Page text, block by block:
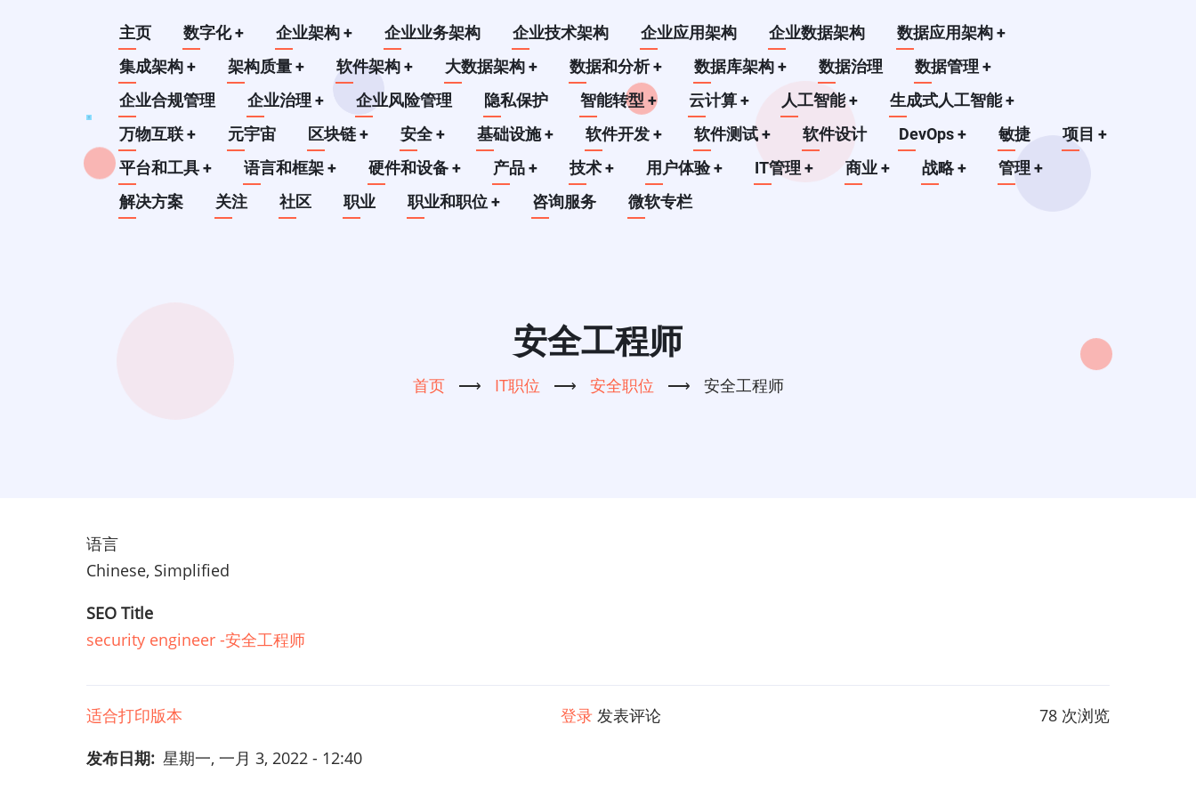
Main
navigation
主页 数字化+ 企业架构+ 企业业务架构 企业技术架构 企业应用架构 企业数据架构 数据应用架构+
集成架构+ 架构质量+ 软件架构+ 大数据架构+ 数据和分析+ 数据库架构+ 数据治理 数据管理+
企业合规管理
企业治理+ 企业风险管理 隐私保护 智能转型+ 云计算+ 人工智能+ 生成式人工智能+
万物互联+ 元宇宙 区块链+ 安全+ 基础设施+ 软件开发+ 软件测试+ 软件设计 DevOps+ 敏捷 项目+
平台和工具+ 语言和框架+ 硬件和设备+ 产品+ 技术+ 用户体验+ IT管理+ 商业+ 战略+ 管理+
解决方案
关注 社区 职业 职业和职位+ 咨询服务 微软专栏
安全工程师
首页 ⟶ IT职位 ⟶ 安全职位 ⟶ 安全工程师
语言
Chinese, Simplified
SEO Title
security engineer -安全工程师
适合打印版本 登录 发表评论
78 次浏览
发布日期 星期一, 一月 3, 2022 - 12:40